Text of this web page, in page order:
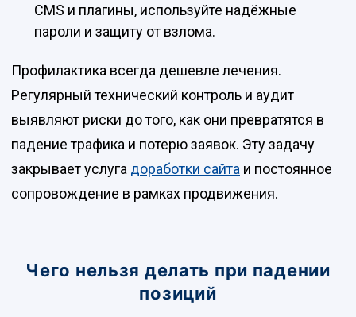
CMS и плагины, используйте надёжные
пароли и защиту от взлома.
Профилактика всегда дешевле лечения.
Регулярный технический контроль и аудит
выявляют риски до того, как они превратятся в
падение трафика и потерю заявок. Эту задачу
закрывает услуга доработки сайта и постоянное
сопровождение в рамках продвижения.
Чего нельзя делать при падении
позиций